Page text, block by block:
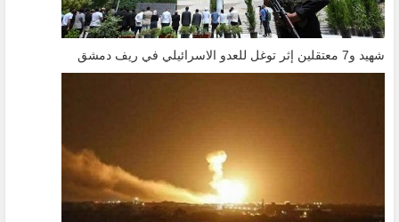
شهيد و7 معتقلين إثر توغل للعدو الاسرائيلي في ريف دمشق